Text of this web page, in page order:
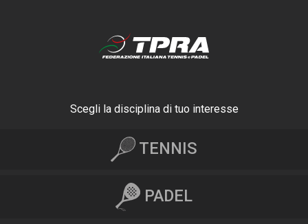
Scegli la disciplina di tuo interesse
TENNIS
PADEL